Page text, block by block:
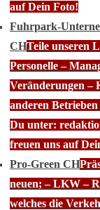
auf Dein Foto!
Fuhrpark-
CHTeile unseren
Personelle –
Veränderungen –
anderen
Du unter:
freuen uns auf
Pro-Green CH
neuen; – LKW –
welches die